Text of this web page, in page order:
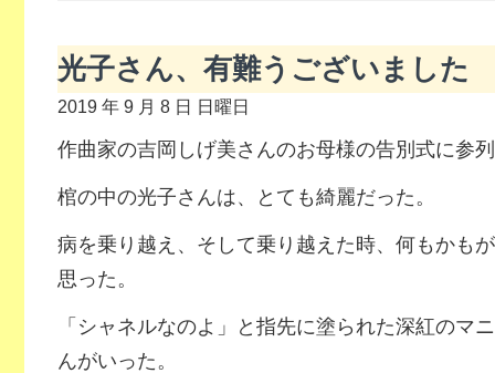
光子さん、有難うございました
2019 年 9 月 8 日 日曜日
作曲家の吉岡しげ美さんのお母様の告別式に参
棺の中の光子さんは、とても綺麗だった。
病を乗り越え、そして乗り越えた時、何もかも
思った。
「シャネルなのよ」と指先に塗られた深紅のマ
んがいった。